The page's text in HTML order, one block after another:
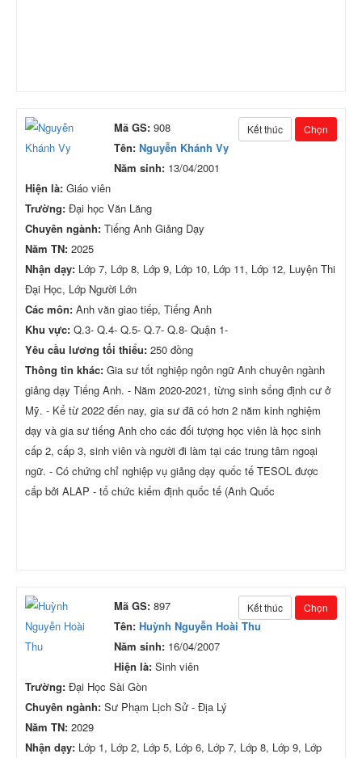
Kết thúc Chọn
Mã GS: 908
Tên: Nguyễn Khánh Vy
Năm sinh: 13/04/2001
Hiện là: Giáo viên
Trường: Đại học Văn Lăng
Chuyên ngành: Tiếng Anh Giảng Dạy
Năm TN: 2025
Nhận dạy: Lớp 7, Lớp 8, Lớp 9, Lớp 10, Lớp 11, Lớp 12, Luyện Thi
Đại Học, Lớp Người Lớn
Các môn: Anh văn giao tiếp, Tiếng Anh
Khu vực: Q.3- Q.4- Q.5- Q.7- Q.8- Quận 1-
Yêu cầu lương tối thiểu: 250 đồng
Thông tin khác: Gia sư tốt nghiệp ngôn ngữ Anh chuyên ngành
giảng dạy Tiếng Anh. - Năm 2020-2021, từng sinh sống định cư ở
Mỹ. - Kể từ 2022 đến nay, gia sư đã có hơn 2 năm kinh nghiệm
dạy và gia sư tiếng Anh cho các đối tượng học viên là học sinh
cấp 2, cấp 3, sinh viên và người đi làm tại các trung tâm ngoại
ngữ. - Có chứng chỉ nghiệp vụ giảng dạy quốc tế TESOL được
cấp bởi ALAP - tổ chức kiểm định quốc tế (Anh Quốc
Kết thúc Chọn
Mã GS: 897
Tên: Huỳnh Nguyễn Hoài Thu
Năm sinh: 16/04/2007
Hiện là: Sinh viên
Trường: Đại Học Sài Gòn
Chuyên ngành: Sư Phạm Lịch Sử - Địa Lý
Năm TN: 2029
Nhận dạy: Lớp 1, Lớp 2, Lớp 5, Lớp 6, Lớp 7, Lớp 8, Lớp 9, Lớp